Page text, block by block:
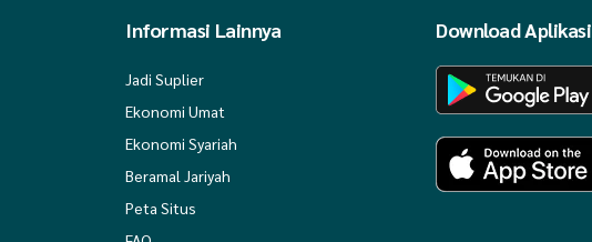
Informasi Lainnya
Jadi Suplier
Ekonomi Umat
Ekonomi Syariah
Beramal Jariyah
Peta Situs
Download Aplikasi